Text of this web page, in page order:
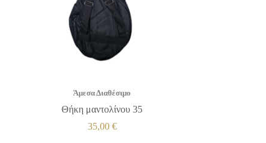
Άμεσα Διαθέσιμο
Θήκη μαντολίνου 35
35,00 €